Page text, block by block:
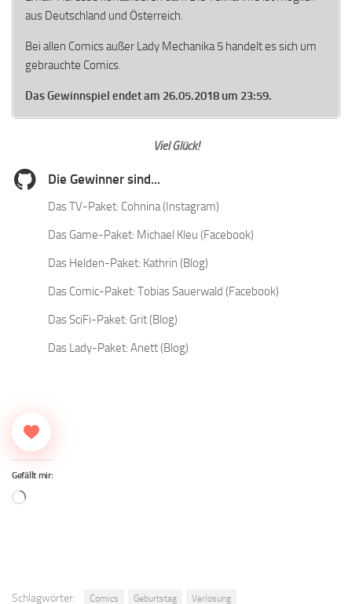
aus Deutschland und Österreich.
Bei allen Comics außer Lady Mechanika 5 handelt es sich um
gebrauchte Comics.
Das Gewinnspiel endet am 26.05.2018 um 23:59.
Viel Glück!
Die Gewinner sind...
Das TV-Paket: Cohnina (Instagram)
Das Game-Paket: Michael Kleu (Facebook)
Das Helden-Paket: Kathrin (Blog)
Das Comic-Paket: Tobias Sauerwald (Facebook)
Das SciFi-Paket: Grit (Blog)
Das Lady-Paket: Anett (Blog)
Gefällt mir:
Wird
Schlagwörter: Comics Geburtstag Verlosung